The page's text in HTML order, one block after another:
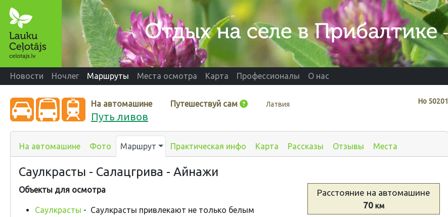
Новости Ночлег Маршруты Места осмотра Карта Профессионалы О нас
Нo 50201
На автомашине Путешествуй сам Латвия
Путь ливов
На автомашине Фото Маршрут Практическая инфо Карта Рассказы Отзывы Места
Саулкрасты - Салацгрива - Айнажи
Объекты для осмотра
Саулкрасты - Саулкрасты привлекают не только белым
Расстояние на автомашине
70км